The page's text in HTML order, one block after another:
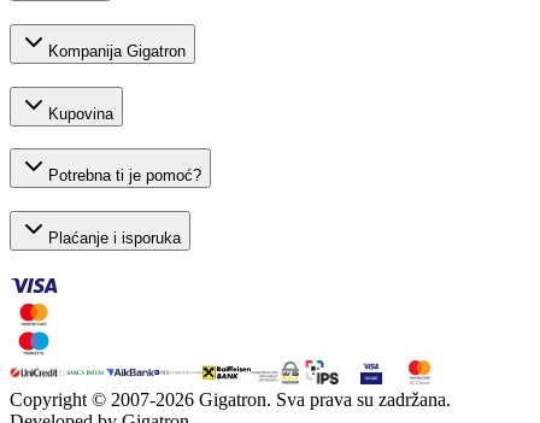
Kompanija Gigatron
Kupovina
Potrebna ti je pomoć?
Plaćanje i isporuka
Copyright © 2007-2026 Gigatron. Sva prava su zadržana.